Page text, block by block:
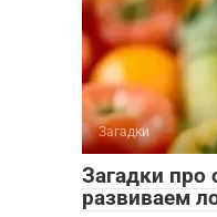
Загадки
Загадки
развиваем